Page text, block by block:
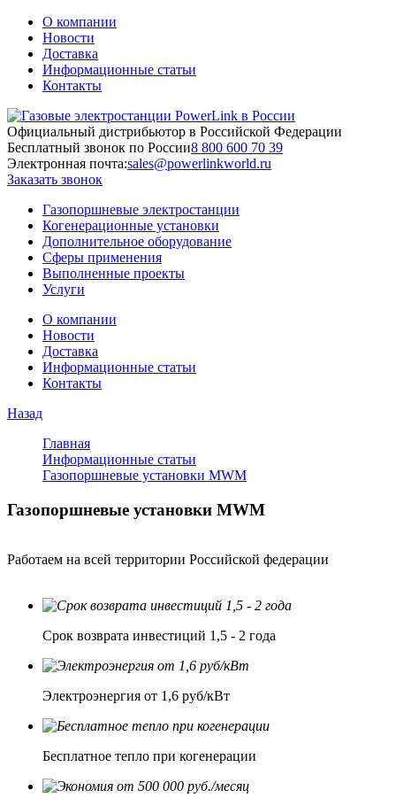
О компании
Новости
Доставка
Информационные статьи
Контакты
Официальный дистрибьютор в Российской Федерации
Бесплатный звонок по России8 800 600 70 39
Электронная почта:sales@powerlinkworld.ru
Заказать звонок
Газопоршневые электростанции
Когенерационные установки
Дополнительное оборудование
Сферы применения
Выполненные проекты
Услуги
О компании
Новости
Доставка
Информационные статьи
Контакты
Назад
Главная
Информационные статьи
Газопоршневые установки MWM
Газопоршневые установки MWM
Работаем на всей территории Российской федерации
Срок возврата инвестиций 1,5 - 2 года
Электроэнергия от 1,6 руб/кВт
Бесплатное тепло при когенерации